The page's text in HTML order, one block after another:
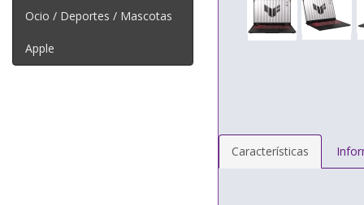
Ocio / Deportes / Mascotas
Apple
Características